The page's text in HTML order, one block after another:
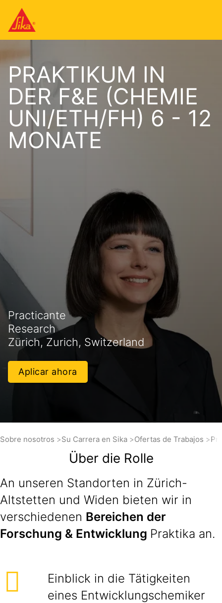
PRAKTIKUM IN
DER F&E (CHEMIE
UNI/ETH/FH) 6 - 12
MONATE
Practicante
Research
Zürich, Zurich, Switzerland
Aplicar ahora
Sobre nosotros Su Carrera en Sika Ofertas de Trabajos
Über die Rolle
An unseren Standorten in Zürich-
Altstetten und Widen bieten wir in
verschiedenen Bereichen der
Forschung & Entwicklung Praktika an.
Einblick in die Tätigkeiten
eines Entwicklungschemiker